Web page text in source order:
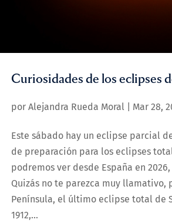
Curiosidades de los eclipses
por Alejandra Rueda Moral Mar 28,
Este sábado hay un eclipse parcial
de preparación para los eclipses
podremos ver desde España en 2026,
Quizás no te parezca muy llamativo,
Península, el último eclipse total de
1912,...